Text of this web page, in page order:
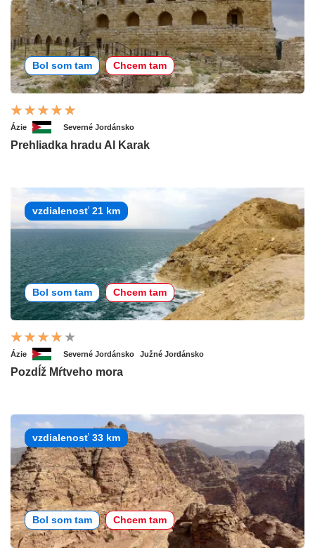
Bol som tam Chcem tam
Ázie Severné Jordánsko
Prehliadka hradu Al Karak
vzdialenosť 21 km
Bol som tam Chcem tam
Ázie Severné Jordánsko Južné Jordánsko
Pozdĺž Mŕtveho mora
vzdialenosť 33 km
Bol som tam Chcem tam